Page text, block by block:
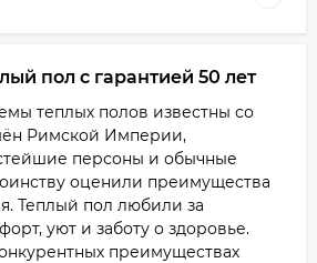
пол с гарантией 50 лет
теплых полов известны со
Римской Империи,
персоны и обычные
оценили преимущества
Теплый пол любили за
уют и заботу о здоровье.
преимуществах